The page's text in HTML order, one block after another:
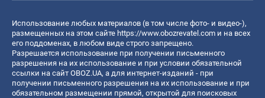
Использование любых материалов (в том числе фото- и видео-),
размещенных на этом сайте https://www.obozrevatel.com и на всех
его поддоменах, в любом виде строго запрещено.
Разрешается использование при получении письменного
разрешения на их использование и при условии обязательной
ссылки на сайт OBOZ.UA, а для интернет-изданий - при
получении письменного разрешения на их использование и при
обязательном размещении прямой, открытой для поисковых